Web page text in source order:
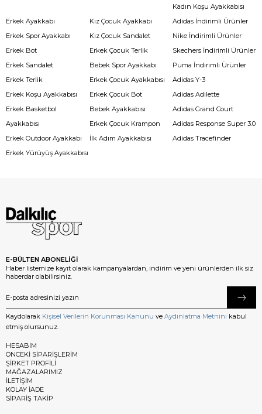
Kadın Koşu Ayakkabısı
Erkek Ayakkabı
Erkek Spor Ayakkabı
Erkek Bot
Erkek Sandalet
Erkek Terlik
Erkek Koşu Ayakkabısı
Erkek Basketbol
Ayakkabısı
Erkek Outdoor Ayakkabı
Erkek Yürüyüş Ayakkabısı
Kız Çocuk Ayakkabı
Kız Çocuk Sandalet
Erkek Çocuk Terlik
Bebek Spor Ayakkabı
Erkek Çocuk Ayakkabısı
Erkek Çocuk Bot
Bebek Ayakkabısı
Erkek Çocuk Krampon
İlk Adım Ayakkabısı
Adidas İndirimli Ürünler
Nike İndirimli Ürünler
Skechers İndirimli Ürünler
Puma İndirimli Ürünler
Adidas Y-3
Adidas Adilette
Adidas Grand Court
Adidas Response Super 3.0
Adidas Tracefinder
E-BÜLTEN ABONELİĞİ
Haber listemize kayıt olarak kampanyalardan, indirim ve yeni ürünlerden ilk siz
haberdar olabilirsiniz.
Kaydolarak Kişisel Verilerin Korunması Kanunu ve Aydınlatma Metnini kabul
etmiş olursunuz.
HESABIM
ÖNCEKİ SİPARİŞLERİM
ŞİRKET PROFİLİ
MAĞAZALARIMIZ
İLETİŞİM
KOLAY İADE
SİPARİŞ TAKİP